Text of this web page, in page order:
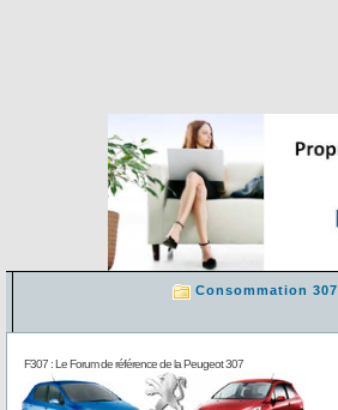
Consommation 307
F307 : Le Forum de référence de la Peugeot 307